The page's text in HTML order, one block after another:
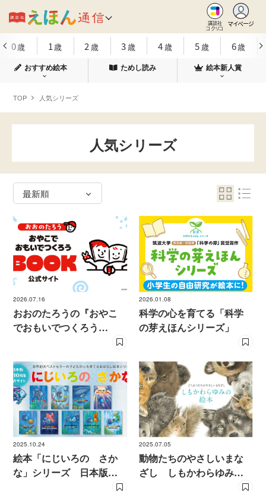
講談社
コクリコ
マイページ
0歳 1歳 2 歳 3歳 4歳 5歳 6歳
おすすめ絵本 ためし読み 絵本新人賞
TOP 人気シリーズ
人気シリーズ
2026.07.16
おおのたろうの『おやこ
でおもいでつくろう
2026.01.08
科学の心を育てる「科学
の芽えほんシリーズ」
2025.10.24
絵本「にじいろの さか
な」シリーズ 日本版公
2025.07.05
動物たちのやさしいまな
ざし しもかわらゆみの